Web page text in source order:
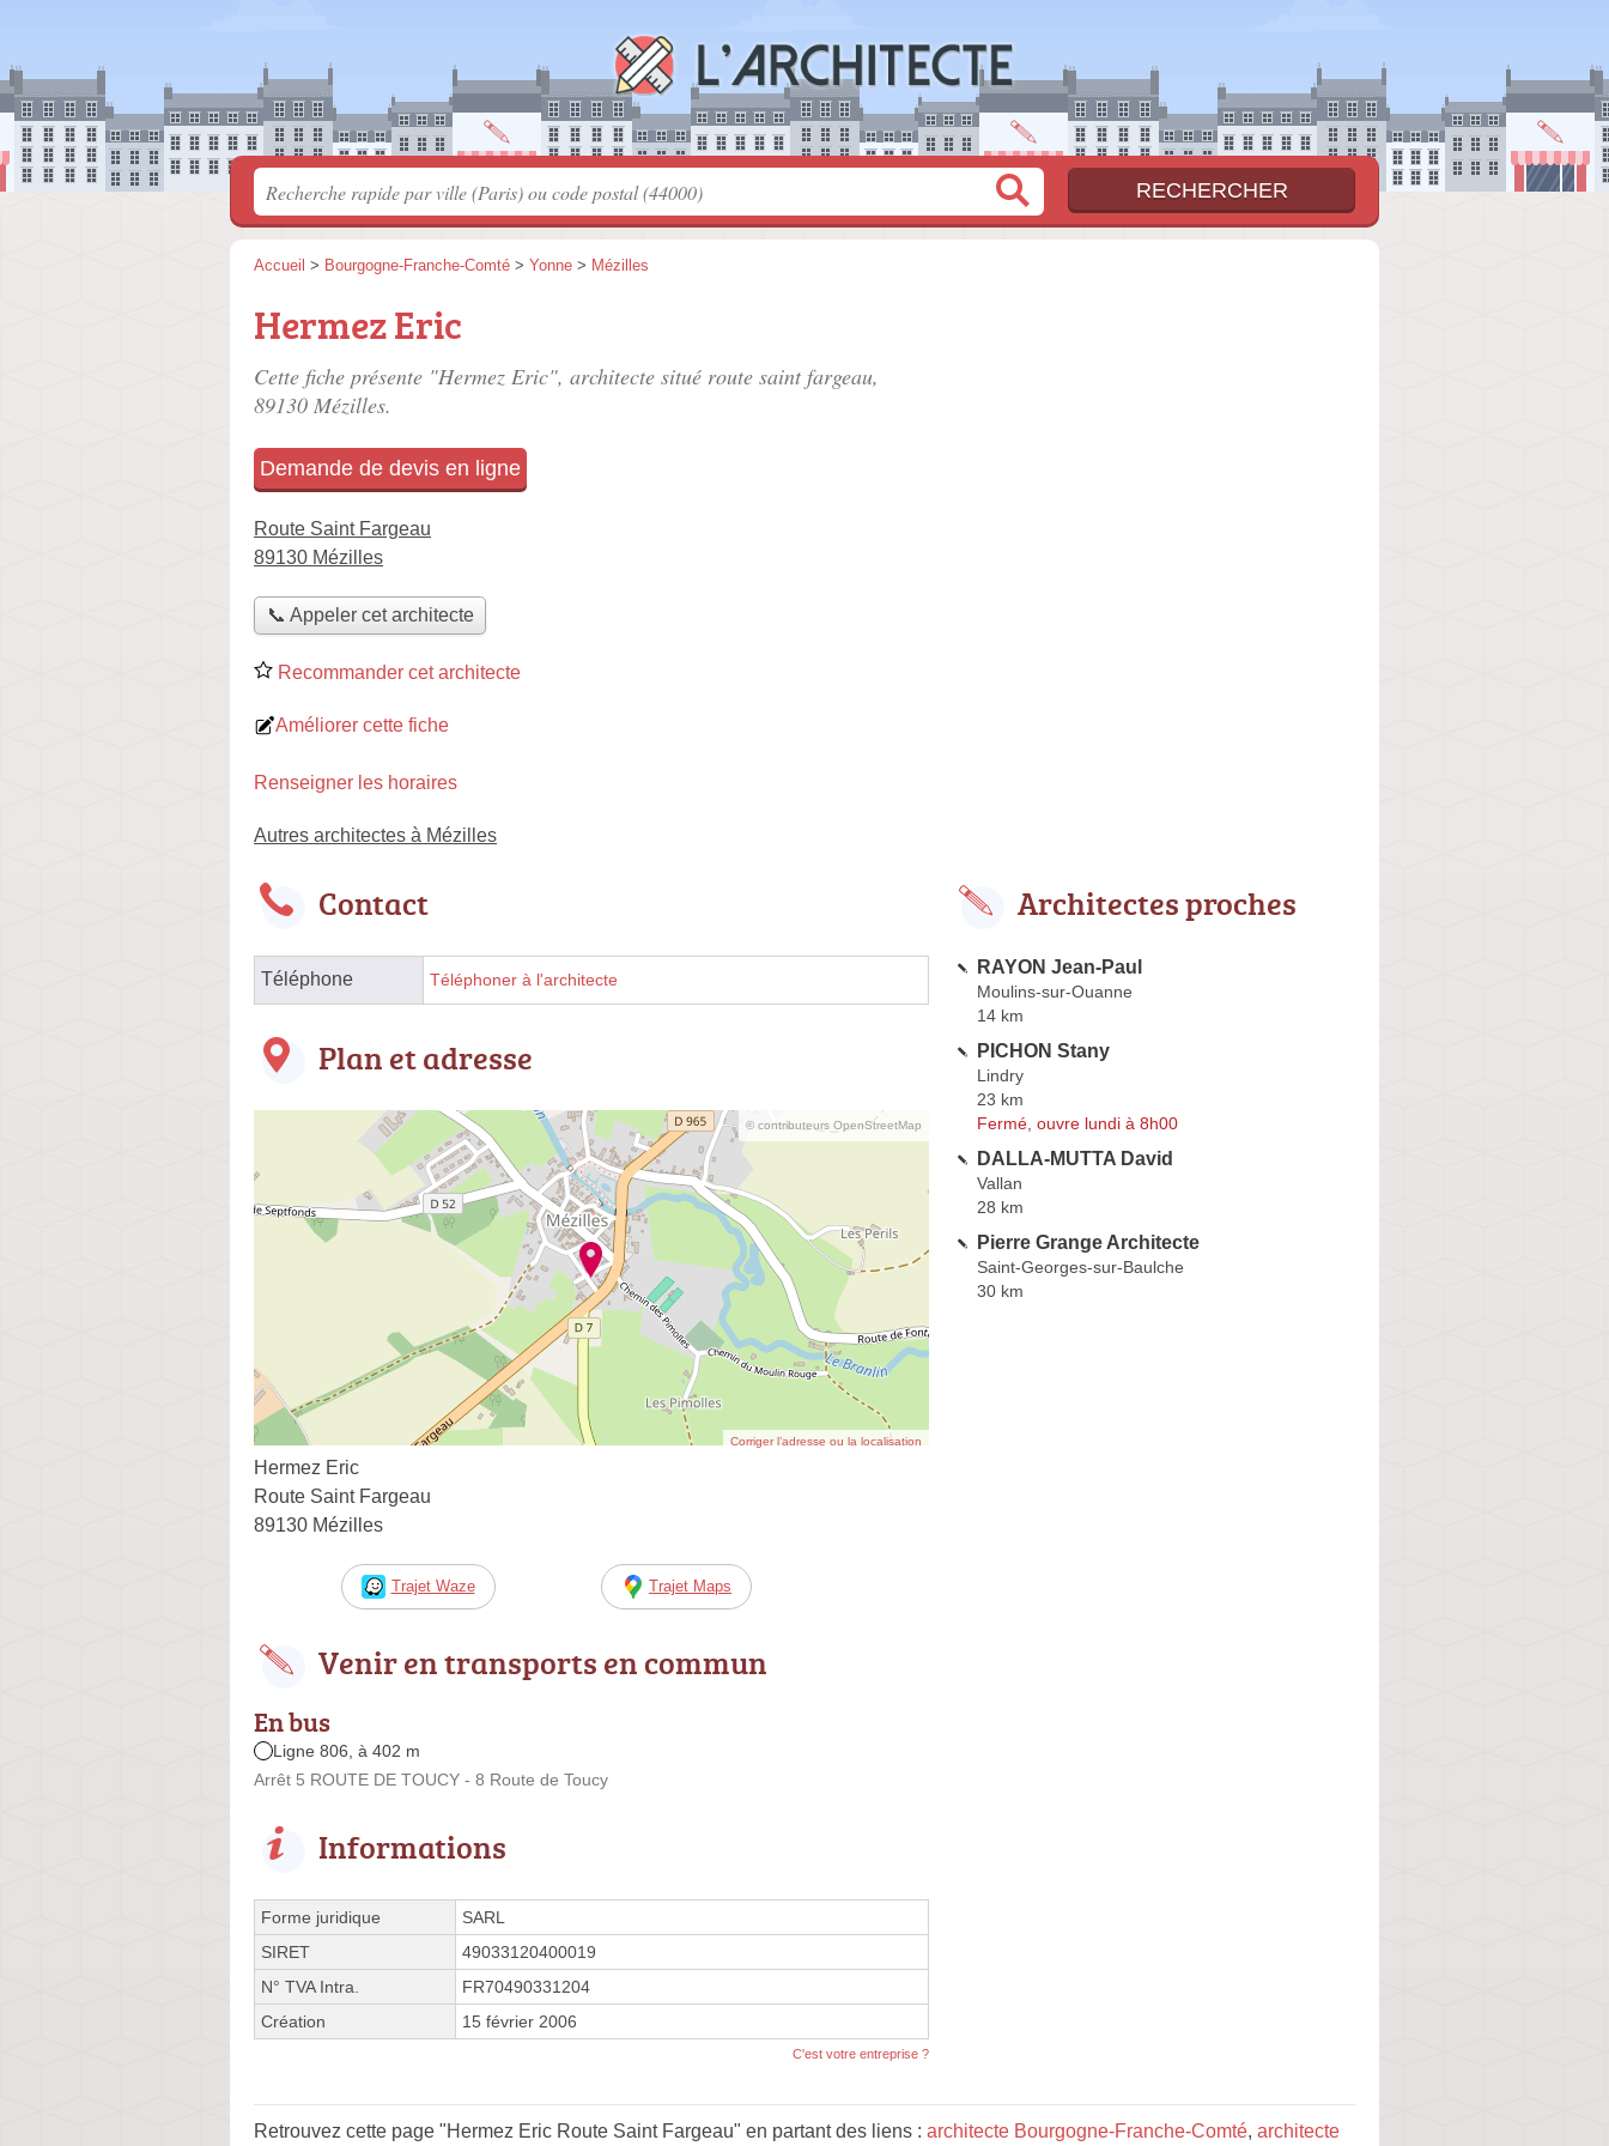
Accueil > Bourgogne-Franche-Comté > Yonne > Mézilles
Hermez Eric
Cette fiche présente "Hermez Eric", architecte situé route saint fargeau,
89130 Mézilles.
Demande de devis en ligne
Route Saint Fargeau
89130 Mézilles
📞 Appeler cet architecte
Recommander cet architecte
Améliorer cette fiche
Renseigner les horaires
Autres architectes à Mézilles
Contact
Téléphone Téléphoner à l'architecte
Plan et adresse
© contributeurs OpenStreetMap
Corriger l’adresse ou la localisation
Hermez Eric
Route Saint Fargeau
89130 Mézilles
Trajet Waze Trajet Maps
Venir en transports en commun
En bus
Ligne 806, à 402 m
Arrêt 5 ROUTE DE TOUCY - 8 Route de Toucy
Informations
Forme juridique
SARL
SIRET
49033120400019
N° TVA Intra.
FR70490331204
Création
15 février 2006
C'est votre entreprise ?
Architectes proches
RAYON Jean-Paul
Moulins-sur-Ouanne
14 km
PICHON Stany
Lindry
23 km
Fermé, ouvre lundi à 8h00
DALLA-MUTTA David
Vallan
28 km
Pierre Grange Architecte
Saint-Georges-sur-Baulche
30 km
Retrouvez cette page "Hermez Eric Route Saint Fargeau" en partant des liens : architecte Bourgogne-Franche-Comté, architecte